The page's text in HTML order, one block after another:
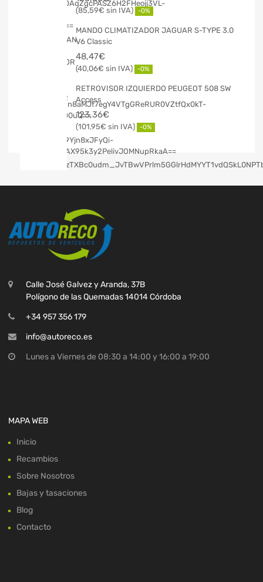
85,59€ -0%
MANDO CLIMATIZADOR JAGUAR S-TYPE 3.0
V6 Classic
48,47€
40,06€ -0%
RETROVISOR IZQUIERDO PEUGEOT 508 SW
Access
123,36€
101,95€ -0%
Calle José Galvez y Aranda, 37B
Polígono de las Quemadas 14014 Córdoba
+34 957 356 179
info@autoreco.es
Lunes a Viernes de 08:30 a 14:00 y 16:00 a 19:00
MAPA WEB
Inicio
Recambios
Sobre Nosotros
Bajas y tasaciones
Blog
Contacto